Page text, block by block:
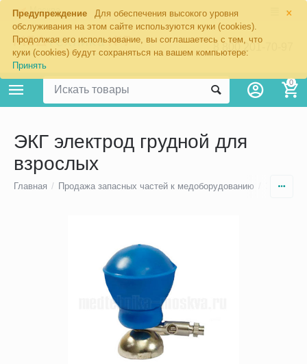
×
Предупреждение
Для обеспечения высокого уровня
обслуживания на этом сайте используются куки (cookies).
Продолжая его использование, вы соглашаетесь с тем, что
куки (cookies) будут сохраняться на вашем компьютере:
Принять
Москва
8 800 201-70-97
0
ЭКГ электрод грудной для
взрослых
Главная / Продажа запасных частей к медоборудованию